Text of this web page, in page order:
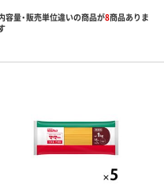
容量・販売単位違いの商品が8商品ありま